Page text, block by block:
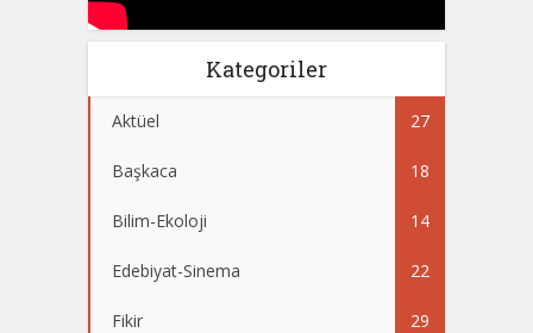
Kategoriler
Aktüel 27
Başkaca 18
Bilim-Ekoloji 14
Edebiyat-Sinema 22
Fikir 29